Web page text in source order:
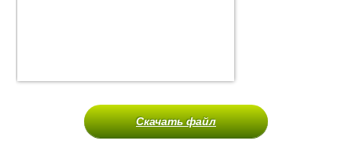
Скачать файл